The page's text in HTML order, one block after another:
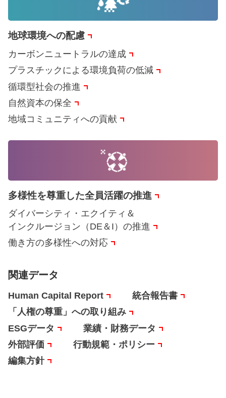
地球環境への配慮
カーボンニュートラルの達成
プラスチックによる環境負荷の低減
循環型社会の推進
自然資本の保全
地域コミュニティへの貢献
多様性を尊重した全員活躍の推進
ダイバーシティ・エクイティ＆
インクルージョン（DE＆I）の推進
働き方の多様性への対応
関連データ
Human Capital Report
統合報告書
「人権の尊重」への取り組み
ESGデータ
業績・財務データ
外部評価
行動規範・ポリシー
編集方針